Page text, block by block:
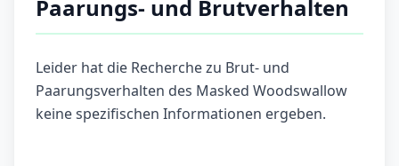
Paarungs- und Brutverhalten
Leider hat die Recherche zu Brut- und
Paarungsverhalten des Masked Woodswallow
keine spezifischen Informationen ergeben.